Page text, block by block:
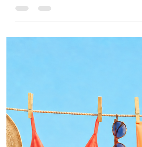
alla tua pelle
La skincare quotidiana è molto più di
un gesto di cura che, se costruito nel
la pelle a mantenersi più luminosa,
Per questo, nei mesi di giugno e luglio,